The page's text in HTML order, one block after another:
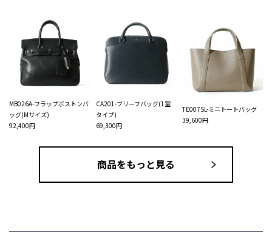
MB026A-フラップボストンバ
ッグ(Mサイズ)
92,400円
CA201-ブリーフバッグ(1室
タイプ)
69,300円
TE007SL-ミニトートバッグ
39,600円
商品をもっと見る